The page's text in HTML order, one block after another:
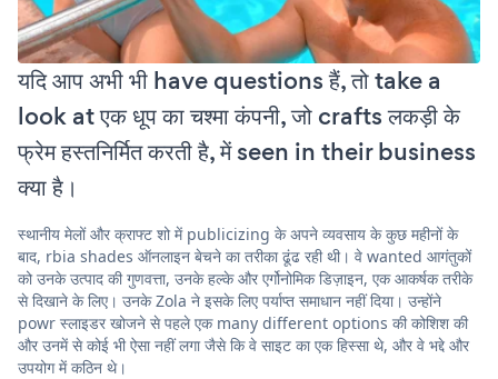
यदि आप अभी भी have questions हैं, तो take a
look at एक धूप का चश्मा कंपनी, जो crafts लकड़ी के
फ्रेम हस्तनिर्मित करती है, में seen in their business
क्या है।
स्थानीय मेलों और क्राफ्ट शो में publicizing के अपने व्यवसाय के कुछ महीनों के
बाद, rbia shades ऑनलाइन बेचने का तरीका ढूंढ रही थी। वे wanted आगंतुकों
को उनके उत्पाद की गुणवत्ता, उनके हल्के और एर्गोनोमिक डिज़ाइन, एक आकर्षक तरीके
से दिखाने के लिए। उनके Zola ने इसके लिए पर्याप्त समाधान नहीं दिया। उन्होंने
powr स्लाइडर खोजने से पहले एक many different options की कोशिश की
और उनमें से कोई भी ऐसा नहीं लगा जैसे कि वे साइट का एक हिस्सा थे, और वे भद्दे और
उपयोग में कठिन थे।